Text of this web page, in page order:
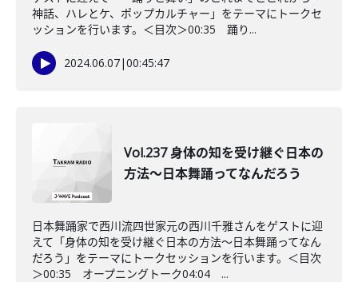
神話、ハレとケ、ポップカルチャー」をテーマにトークセ
ッションを行います。＜目次＞00:35 踊り...
2024.06.07|00:45:47
Vol.237 身体の知を受け継ぐ日本の
方法〜日本舞踊ってなんだろう
日本舞踊家で西川流四世家元の西川千雅さんをゲストに迎
えて「身体の知を受け継ぐ日本の方法〜日本舞踊ってなん
だろう」をテーマにトークセッションを行います。＜目次
＞00:35 オープニングトーク04:04 ...